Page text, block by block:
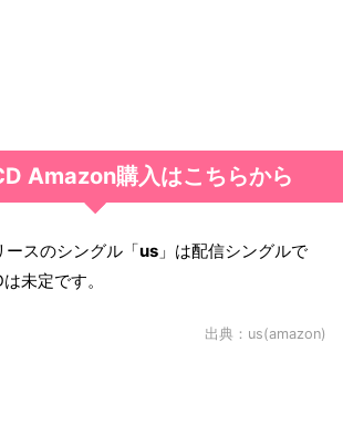
Amazon購入はこちらから
スのシングル「us 」は配信シングルで
未定です。
出典： us(amazon)